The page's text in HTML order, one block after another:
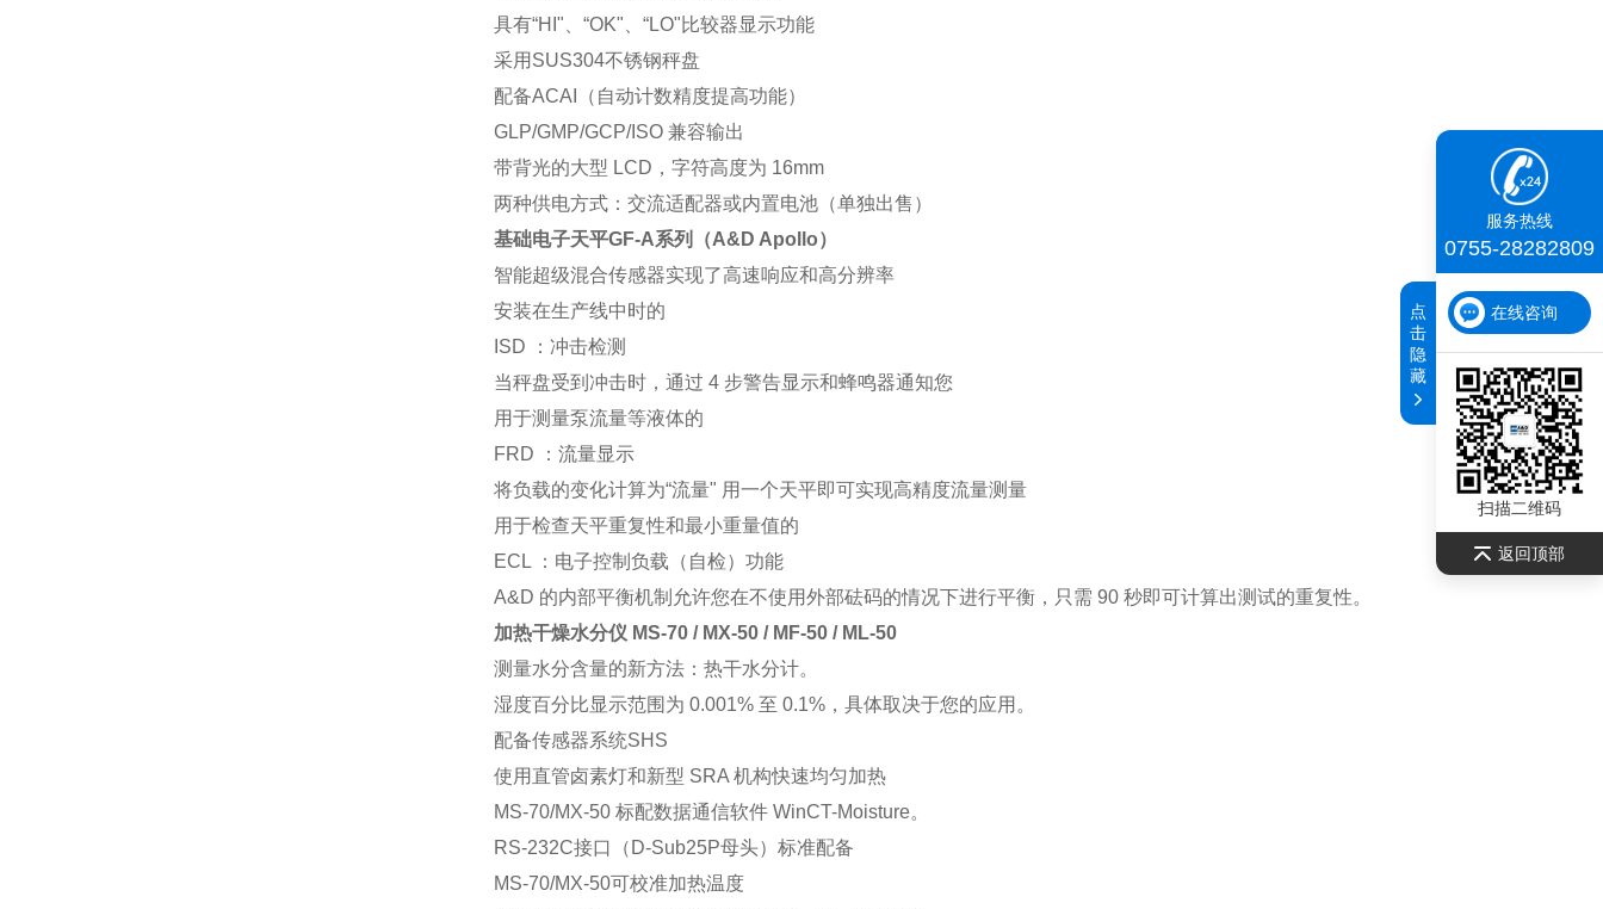
具有“HI"、“OK"、“LO"比较器显示功能
采用SUS304不锈钢秤盘
配备ACAI（自动计数精度提高功能）
GLP/GMP/GCP/ISO 兼容输出
带背光的大型 LCD，字符高度为 16mm
两种供电方式：交流适配器或内置电池（单独出售）
基础电子天平GF-A系列（A&D Apollo）
智能超级混合传感器实现了高速响应和高分辨率
安装在生产线中时的
ISD ：冲击检测
当秤盘受到冲击时，通过 4 步警告显示和蜂鸣器通知您
用于测量泵流量等液体的
FRD ：流量显示
将负载的变化计算为“流量" 用一个天平即可实现高精度流量测量
用于检查天平重复性和最小重量值的
ECL ：电子控制负载（自检）功能
A&D 的内部平衡机制允许您在不使用外部砝码的情况下进行平衡，只需 90 秒即可计算出测试的重复性。
加热干燥水分仪 MS-70 / MX-50 / MF-50 / ML-50
测量水分含量的新方法：热干水分计。
湿度百分比显示范围为 0.001% 至 0.1%，具体取决于您的应用。
配备传感器系统SHS
使用直管卤素灯和新型 SRA 机构快速均匀加热
MS-70/MX-50 标配数据通信软件 WinCT-Moisture。
RS-232C接口（D-Sub25P母头）标准配备
MS-70/MX-50可校准加热温度
服务热线
0755-28282809
在线咨询
扫描二维码
返回顶部
点
击
隐
藏